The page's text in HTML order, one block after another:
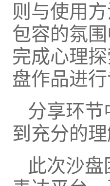
则与使用
包容的氛
完成心理
盘作品进
分享环
到充分的
此次沙